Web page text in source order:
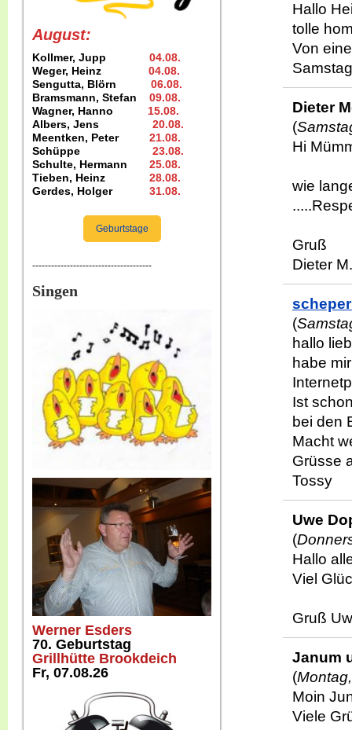
August:
Kollmer, Jupp 04.08.
Weger, Heinz 04.08.
Sengutta, Blörn 06.08.
Bramsmann, Stefan 09.08.
Wagner, Hanno 15.08.
Albers, Jens 20.08.
Meentken, Peter
21.08.
Schüppe 23.08.
Schulte, Hermann 25.08.
Tieben, Heinz 28.08.
Gerdes, Holger
31.08.
Geburtstage
--------------------------------------
Singen
Werner Esders
70. Geburtstag
Grillhütte Brookdeich
Fr, 07.08.26
Hallo
tolle
Von
Dieter
(
Hi
wie
Gruß
Dieter M.
(
hallo
habe
Ist
bei den
Macht
Grüsse
Tossy
Uwe
(
Hallo
Viel
Gruß
Janum
(
Moin
Viele